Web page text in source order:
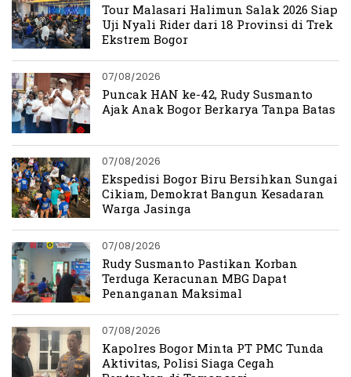
Tour Malasari Halimun Salak 2026 Siap
Uji Nyali Rider dari 18 Provinsi di Trek
Ekstrem Bogor
07/08/2026
Puncak HAN ke-42, Rudy Susmanto
Ajak Anak Bogor Berkarya Tanpa Batas
07/08/2026
Ekspedisi Bogor Biru Bersihkan Sungai
Cikiam, Demokrat Bangun Kesadaran
Warga Jasinga
07/08/2026
Rudy Susmanto Pastikan Korban
Terduga Keracunan MBG Dapat
Penanganan Maksimal
07/08/2026
Kapolres Bogor Minta PT PMC Tunda
Aktivitas, Polisi Siaga Cegah